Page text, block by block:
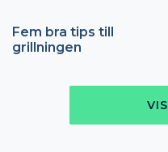
Fem bra tips till
grillningen